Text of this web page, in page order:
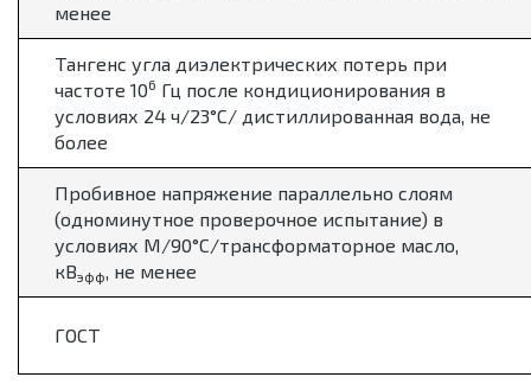
менее
Тангенс угла диэлектрических потерь при
частоте 106 Гц после кондиционирования в
условиях 24 ч/23°С/ дистиллированная вода, не
более
Пробивное напряжение параллельно слоям
(одноминутное проверочное испытание) в
условиях М/90°С/трансформаторное масло,
кВэфф, не менее
ГОСТ